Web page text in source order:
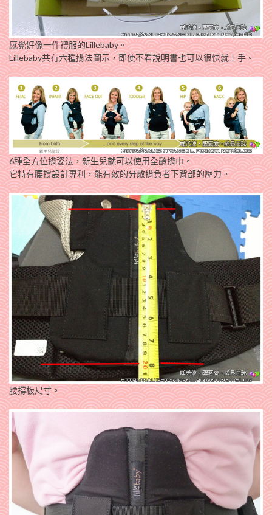
感覺好像一件禮服的Lillebaby。
Lillebaby共有六種揹法圖示，即使不看說明書也可以很快就上手。
6種全方位揹姿法，新生兒就可以使用全齡揹巾。
它特有腰撐設計專利，能有效的分散揹負者下背部的壓力。
腰撐板尺寸。